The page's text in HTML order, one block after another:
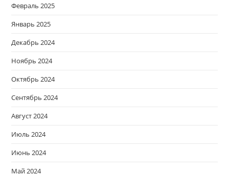
Февраль 2025
Январь 2025
Декабрь 2024
Ноябрь 2024
Октябрь 2024
Сентябрь 2024
Август 2024
Июль 2024
Июнь 2024
Май 2024